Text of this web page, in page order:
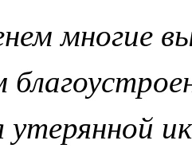
многие
утерянной